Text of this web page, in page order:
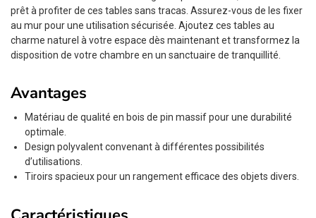
prêt à profiter de ces tables sans tracas. Assurez-vous de les fixer
au mur pour une utilisation sécurisée. Ajoutez ces tables au
charme naturel à votre espace dès maintenant et transformez la
disposition de votre chambre en un sanctuaire de tranquillité.
Avantages
Matériau de qualité en bois de pin massif pour une durabilité
optimale.
Design polyvalent convenant à différentes possibilités
d’utilisations.
Tiroirs spacieux pour un rangement efficace des objets divers.